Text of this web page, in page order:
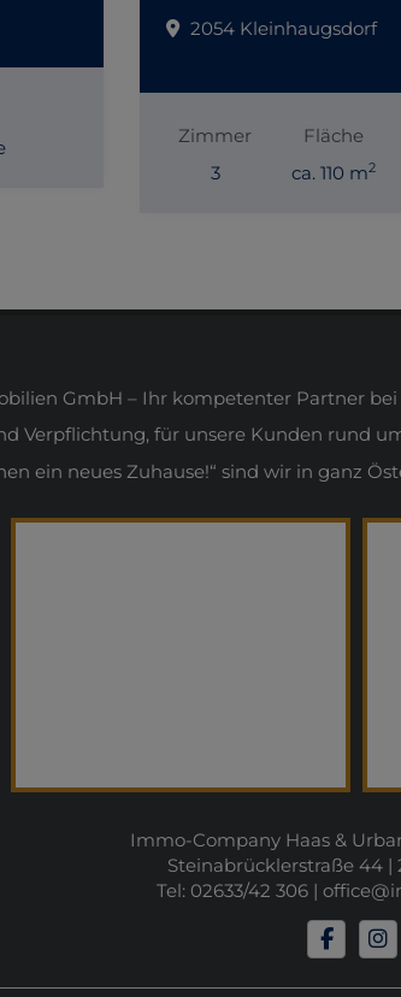
2054 Kleinhaugsdorf
Zimmer
3
Fläche
ca. 110 m2
GmbH – Ihr kompetenter Partner
Verpflichtung, für unsere Kunden rund
ein neues Zuhause!“ sind wir in ganz
Immo-Company Haas &
Steinabrücklerstraße 44 |
Tel: 02633/42 306 |